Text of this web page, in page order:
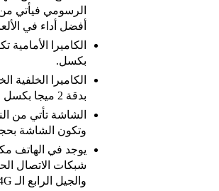
أفضل أداء في
بكسل.
بدقة 2 ميجا بكسل مع فلاش أحادي من النوع ليد فلاش.
وتكون الشاشة بحجم 6.5
والجيل الرابع الـ 4G.